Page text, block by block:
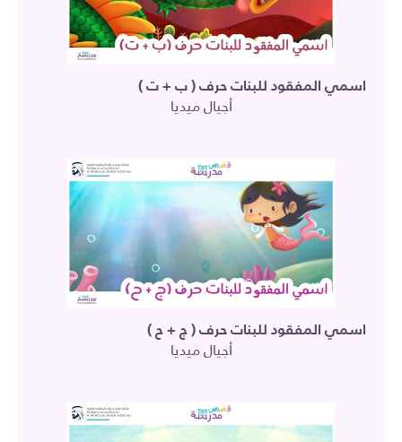
اسمي المفقود للبنات حرف ( ب + ت )
أجيال ميديا
اسمي المفقود للبنات حرف ( ج + ح )
أجيال ميديا